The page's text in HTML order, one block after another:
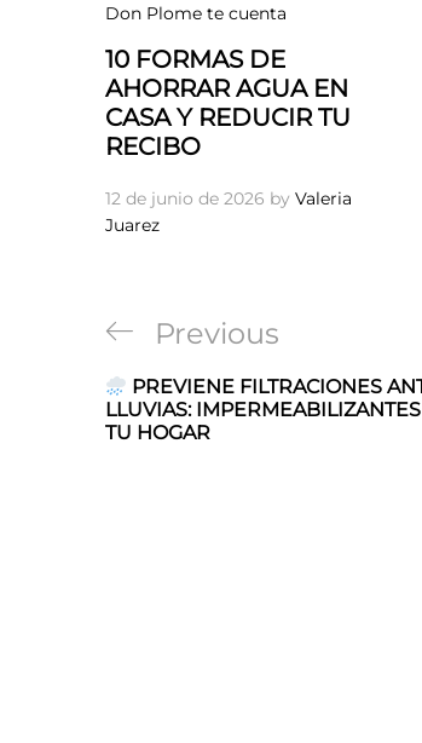
Don Plome te cuenta
10 FORMAS DE
AHORRAR AGUA EN
CASA Y REDUCIR TU
RECIBO
12 de junio de 2026 by Valeria
Juarez
Navegación
de
entradas
Previous
Post
Previous
PREVIENE FILTRACIONES
LLUVIAS:
TU HOGAR